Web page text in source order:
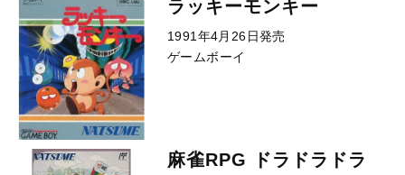
ラッキーモンキー
1991年4月26日発売
ゲームボーイ
麻雀RPG ドラドラドラ